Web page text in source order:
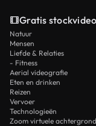
Gratis
Natuur
Mensen
Liefde & Relaties
- Fitness
Aerial videografie
Eten en drinken
Reizen
Vervoer
Technologieën
Zoom virtuele